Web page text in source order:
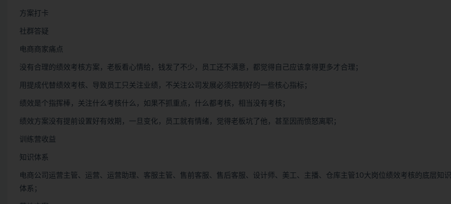
方案打卡
社群答疑
电商商家痛点
没有合理的绩效考核方案，老板看心情给，钱发了不少，员工还不满意，都觉得自己应该拿得更多才合理；
用提成代替绩效考核、导致员工只关注业绩，不关注公司发展必须控制好的一些核心指标；
绩效是个指挥棒，关注什么考核什么，如果不抓重点，什么都考核，相当没有考核；
绩效方案没有提前设置好有效期，一旦变化，员工就有情绪，觉得老板坑了他，甚至因而愤怒离职；
训练营收益
知识体系
电商公司运营主管、运营、运营助理、客服主管、售前客服、售后客服、设计师、美工、主播、仓库主管10大岗位绩效考核的底层知识
体系；